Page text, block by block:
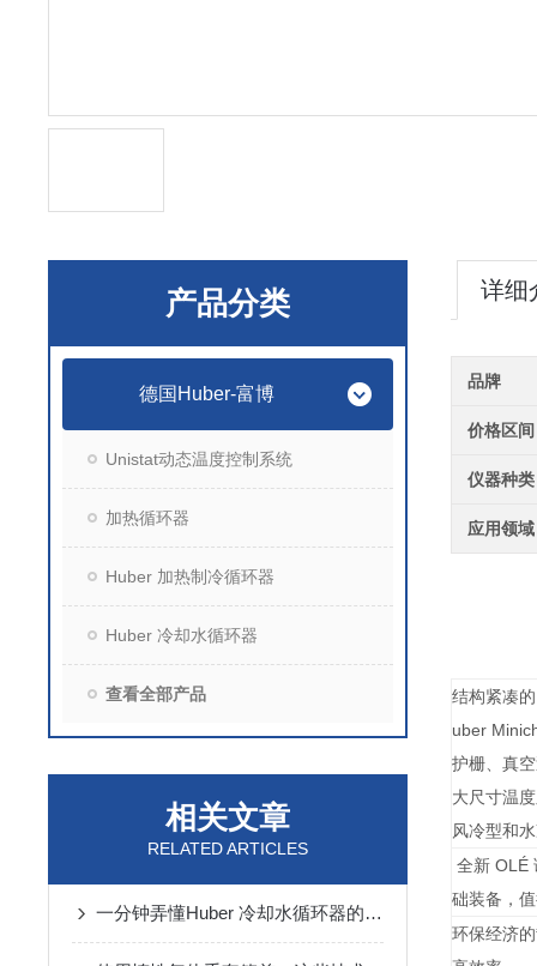
产品分类
德国Huber-富博
Unistat动态温度控制系统
加热循环器
Huber 加热制冷循环器
Huber 冷却水循环器
查看全部产品
相关文章
RELATED ARTICLES
一分钟弄懂Huber 冷却水循环器的原理及使用维护
详细
品牌
价格区间
仪器种类
应用领域
结构紧凑
uber
护栅、真
大尺寸温
风冷型和
全新 OLÉ
础装备，
环保经济